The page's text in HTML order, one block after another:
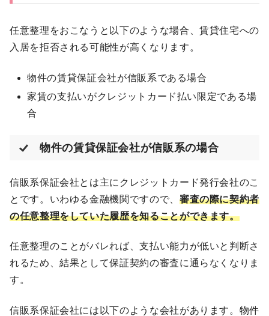
任意整理をおこなうと以下のような場合、賃貸住宅への
入居を拒否される可能性が高くなります。
物件の賃貸保証会社が信販系である場合
家賃の支払いがクレジットカード払い限定である場
合
物件の賃貸保証会社が信販系の場合
信販系保証会社とは主にクレジットカード発行会社のこ
とです。いわゆる金融機関ですので、 審査の際に契約者
の任意整理をしていた履歴を知ることができます。
任意整理のことがバレれば、支払い能力が低いと判断さ
れるため、結果として保証契約の審査に通らなくなりま
す。
信販系保証会社には以下のような会社があります。物件